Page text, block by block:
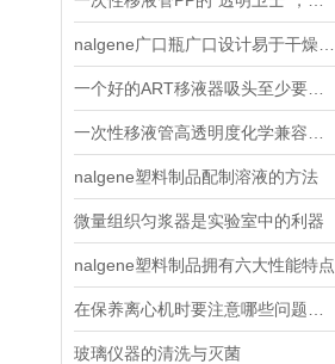
nalgene塑料制品配制溶液的方法
微量组织匀浆器是实验室中的利器
nalgene塑料制品拥有六大性能特点
玻璃仪器的清洗与灭菌